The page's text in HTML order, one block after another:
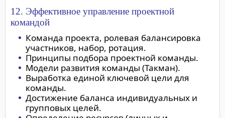
12. Эффективное управление проектной
командой
Команда проекта, ролевая балансировка
участников, набор, ротация.
Принципы подбора проектной команды.
Модели развития команды (Такман).
Выработка единой ключевой цели для
команды.
Достижение баланса индивидуальных и
групповых целей.